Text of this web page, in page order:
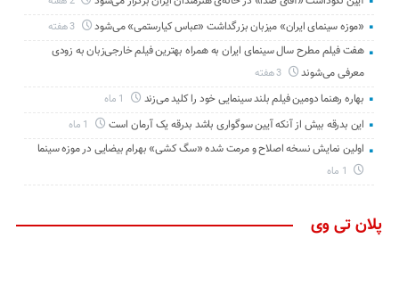
«موزه سینمای ایران» میزبان بزرگداشت «عباس کیارستمی» می‌شود 3 هفته
هفت فیلم مطرح سال سینمای ایران به همراه بهترین فیلم خارجی‌زبان به زودی
معرفی می‌شوند
3 هفته
بهاره رهنما دومین فیلم بلند سینمایی خود را کلید می‌زند
این بدرقه بیش از آنکه آیین سوگواری باشد بدرقه یک آرمان است
اولین نمایش نسخه اصلاح و مرمت شده «سگ کشی» بهرام بیضایی در موزه سینما
پلان تی وی